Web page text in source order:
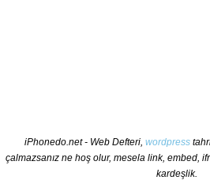
iPhonedo.net - Web Defteri, wordpress
çalmazsanız ne hoş olur, mesela link, embed,
kardeşlik.